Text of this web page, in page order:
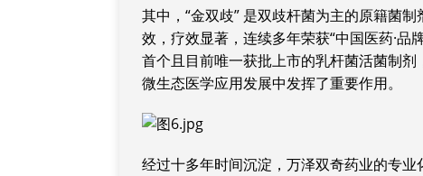
其中，“金双歧” 是双歧杆菌为主的原籍菌
效，疗效显著，连续多年荣获“中国医药·品
首个且目前唯一获批上市的乳杆菌活菌制
微生态医学应用发展中发挥了重要作用。
经过十多年时间沉淀，万泽双奇药业的专